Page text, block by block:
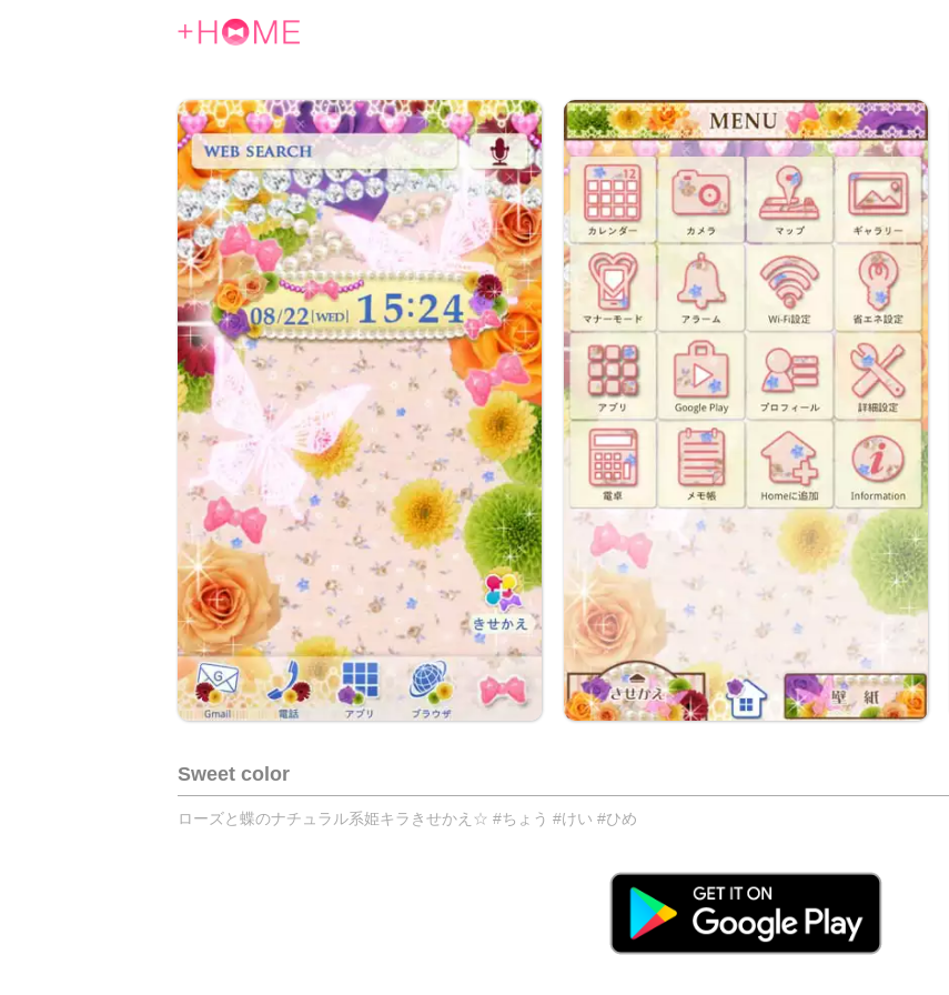
Sweet color
ローズと蝶のナチュラル系姫キラきせかえ☆ #ちょう #けい #ひめ